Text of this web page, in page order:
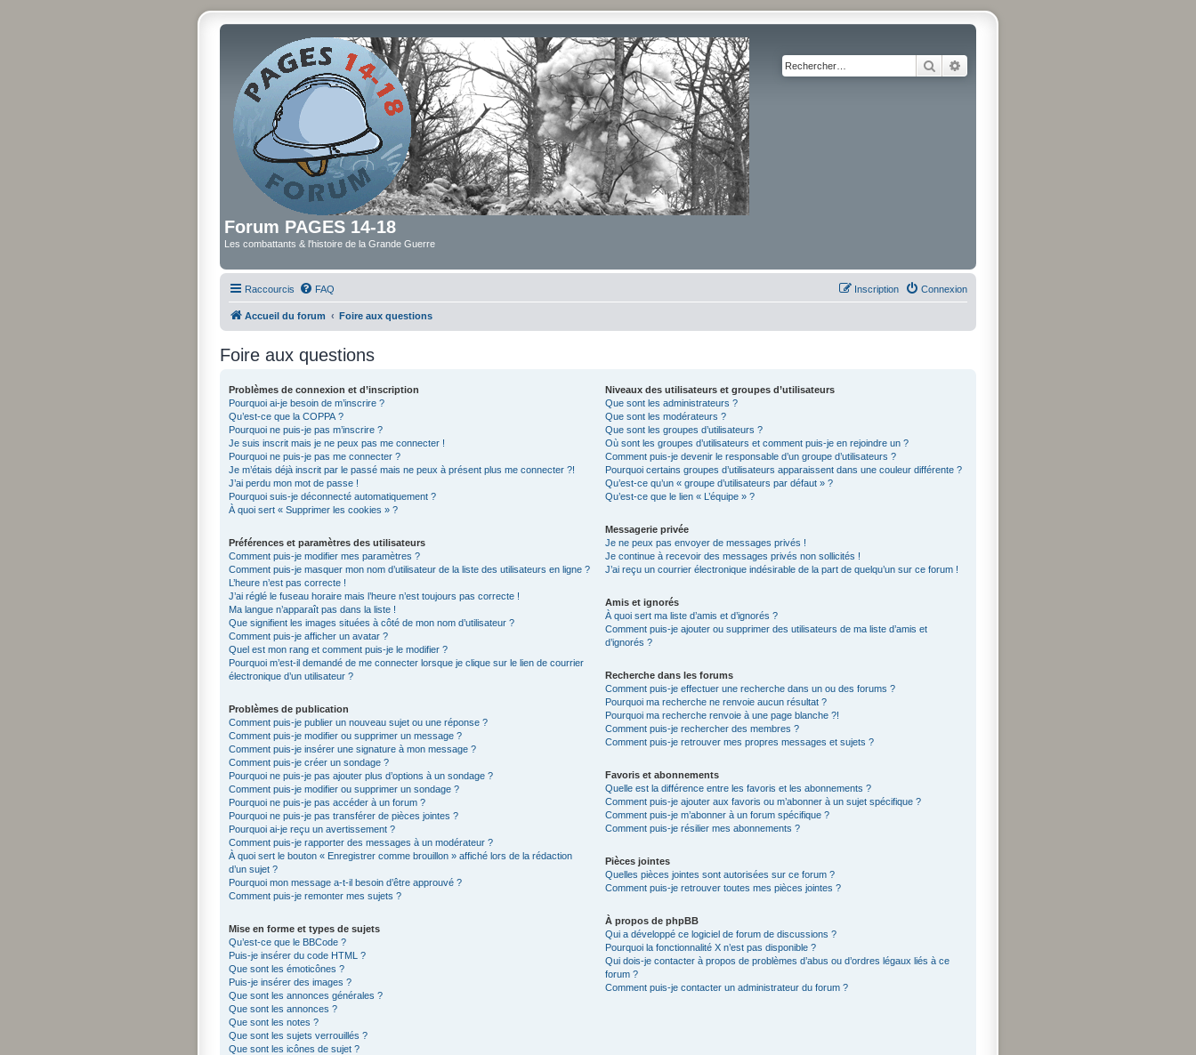
Forum PAGES 14-18
Les combattants & l'histoire de la Grande Guerre
Rechercher
Raccourcis FAQ Connexion
Inscription
Accueil du forum Foire aux questions
Foire aux questions
Problèmes de connexion et d’inscription
Pourquoi ai-je besoin de m’inscrire ?
Qu’est-ce que la COPPA ?
Pourquoi ne puis-je pas m’inscrire ?
Je suis inscrit mais je ne peux pas me connecter !
Pourquoi ne puis-je pas me connecter ?
Je m’étais déjà inscrit par le passé mais ne peux à présent plus me connecter ?!
J’ai perdu mon mot de passe !
Pourquoi suis-je déconnecté automatiquement ?
À quoi sert « Supprimer les cookies » ?
Préférences et paramètres des utilisateurs
Comment puis-je modifier mes paramètres ?
Comment puis-je masquer mon nom d’utilisateur de la liste des utilisateurs en ligne ?
L’heure n’est pas correcte !
J’ai réglé le fuseau horaire mais l’heure n’est toujours pas correcte !
Ma langue n’apparaît pas dans la liste !
Que signifient les images situées à côté de mon nom d’utilisateur ?
Comment puis-je afficher un avatar ?
Quel est mon rang et comment puis-je le modifier ?
Pourquoi m’est-il demandé de me connecter lorsque je clique sur le lien de courrier
électronique d’un utilisateur ?
Problèmes de publication
Comment puis-je publier un nouveau sujet ou une réponse ?
Comment puis-je modifier ou supprimer un message ?
Comment puis-je insérer une signature à mon message ?
Comment puis-je créer un sondage ?
Pourquoi ne puis-je pas ajouter plus d’options à un sondage ?
Comment puis-je modifier ou supprimer un sondage ?
Pourquoi ne puis-je pas accéder à un forum ?
Pourquoi ne puis-je pas transférer de pièces jointes ?
Pourquoi ai-je reçu un avertissement ?
Comment puis-je rapporter des messages à un modérateur ?
À quoi sert le bouton « Enregistrer comme brouillon » affiché lors de la rédaction
d’un sujet ?
Pourquoi mon message a-t-il besoin d’être approuvé ?
Comment puis-je remonter mes sujets ?
Mise en forme et types de sujets
Qu’est-ce que le BBCode ?
Puis-je insérer du code HTML ?
Que sont les émoticônes ?
Puis-je insérer des images ?
Que sont les annonces générales ?
Que sont les annonces ?
Que sont les notes ?
Que sont les sujets verrouillés ?
Que sont les icônes de sujet ?
Niveaux des utilisateurs et groupes d’utilisateurs
Que sont les administrateurs ?
Que sont les modérateurs ?
Que sont les groupes d’utilisateurs ?
Où sont les groupes d’utilisateurs et comment puis-je en rejoindre un ?
Comment puis-je devenir le responsable d’un groupe d’utilisateurs ?
Pourquoi certains groupes d’utilisateurs apparaissent dans une couleur différente ?
Qu’est-ce qu’un « groupe d’utilisateurs par défaut » ?
Qu’est-ce que le lien « L’équipe » ?
Messagerie privée
Je ne peux pas envoyer de messages privés !
Je continue à recevoir des messages privés non sollicités !
J’ai reçu un courrier électronique indésirable de la part de quelqu’un sur ce forum !
Amis et ignorés
À quoi sert ma liste d’amis et d’ignorés ?
Comment puis-je ajouter ou supprimer des utilisateurs de ma liste d’amis et
d’ignorés ?
Recherche dans les forums
Comment puis-je effectuer une recherche dans un ou des forums ?
Pourquoi ma recherche ne renvoie aucun résultat ?
Pourquoi ma recherche renvoie à une page blanche ?!
Comment puis-je rechercher des membres ?
Comment puis-je retrouver mes propres messages et sujets ?
Favoris et abonnements
Quelle est la différence entre les favoris et les abonnements ?
Comment puis-je ajouter aux favoris ou m’abonner à un sujet spécifique ?
Comment puis-je m’abonner à un forum spécifique ?
Comment puis-je résilier mes abonnements ?
Pièces jointes
Quelles pièces jointes sont autorisées sur ce forum ?
Comment puis-je retrouver toutes mes pièces jointes ?
À propos de phpBB
Qui a développé ce logiciel de forum de discussions ?
Pourquoi la fonctionnalité X n’est pas disponible ?
Qui dois-je contacter à propos de problèmes d’abus ou d’ordres légaux liés à ce
forum ?
Comment puis-je contacter un administrateur du forum ?